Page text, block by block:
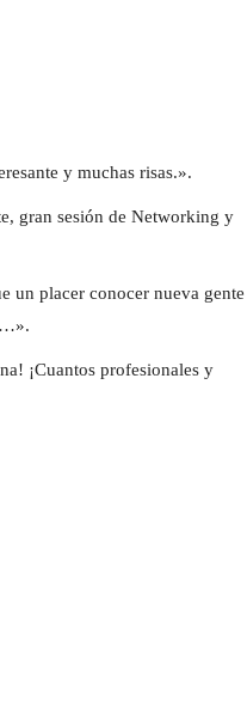
y muchas risas.».
gran sesión de Networking y
un placer conocer nueva gente
¡Cuantos profesionales y